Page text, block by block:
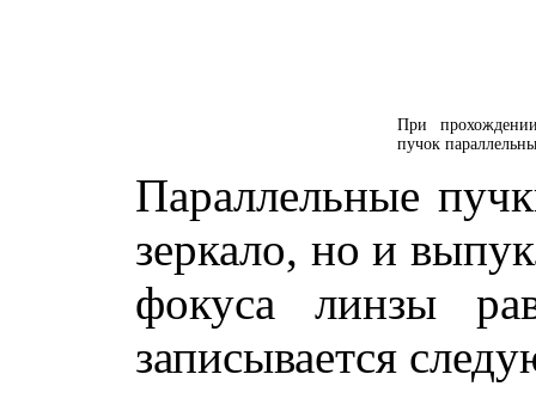
При
пучок
Параллельные
зеркало, но и
фокуса линзы
записывается